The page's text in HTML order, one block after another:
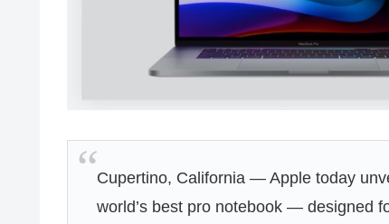
Cupertino, California — Apple today
world’s best pro notebook — designed